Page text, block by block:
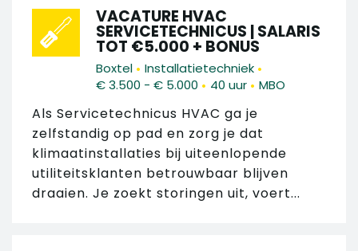
VACATURE HVAC
SERVICETECHNICUS | SALARIS
TOT €5.000 + BONUS
Boxtel • Installatietechniek •
€ 3.500 - € 5.000 • 40 uur • MBO
Als Servicetechnicus HVAC ga je
zelfstandig op pad en zorg je dat
klimaatinstallaties bij uiteenlopende
utiliteitsklanten betrouwbaar blijven
draaien. Je zoekt storingen uit, voert...